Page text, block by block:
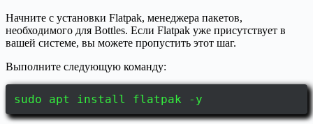
Начните с установки Flatpak, менеджера пакетов,
необходимого для Bottles. Если Flatpak уже присутствует в
вашей системе, вы можете пропустить этот шаг.
Выполните следующую команду:
sudo apt install flatpak -y